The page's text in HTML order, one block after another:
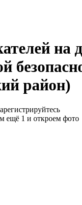
район)
ещё 1 и откроем фото